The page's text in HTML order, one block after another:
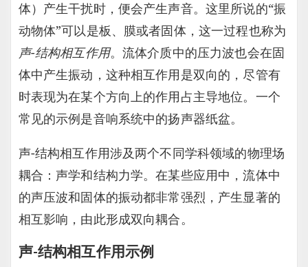
体）产生干扰时，便会产生声音。这里所说的“振
动物体”可以是板、膜或者固体，这一过程也称为
声-结构相互作用。流体介质中的压力波也会在固
体中产生振动，这种相互作用是双向的，尽管有
时表现为在某个方向上的作用占主导地位。一个
常见的示例是音响系统中的扬声器纸盆。
声-结构相互作用涉及两个不同学科领域的物理场
耦合：声学和结构力学。在某些应用中，流体中
的声压波和固体的振动都非常强烈，产生显著的
相互影响，由此形成双向耦合。
声-结构相互作用示例